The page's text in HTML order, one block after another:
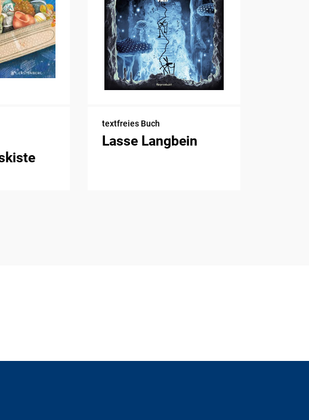
textfreies Buch
Lasse Langbein